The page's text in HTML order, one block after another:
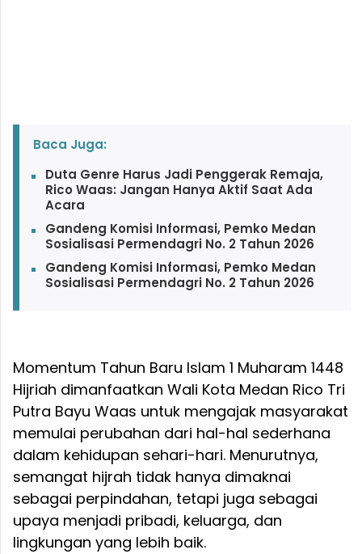
Baca Juga:
Duta Genre Harus Jadi Penggerak Remaja,
Rico Waas: Jangan Hanya Aktif Saat Ada
Acara
Gandeng Komisi Informasi, Pemko Medan
Sosialisasi Permendagri No. 2 Tahun 2026
Gandeng Komisi Informasi, Pemko Medan
Sosialisasi Permendagri No. 2 Tahun 2026
Momentum Tahun Baru Islam 1 Muharam 1448
Hijriah dimanfaatkan Wali Kota Medan Rico Tri
Putra Bayu Waas untuk mengajak masyarakat
memulai perubahan dari hal-hal sederhana
dalam kehidupan sehari-hari. Menurutnya,
semangat hijrah tidak hanya dimaknai
sebagai perpindahan, tetapi juga sebagai
upaya menjadi pribadi, keluarga, dan
lingkungan yang lebih baik.